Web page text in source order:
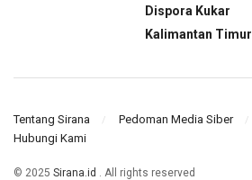
Dispora Kukar
Kalimantan Timur
Tentang Sirana Pedoman Media Siber
Hubungi Kami
© 2025 Sirana.id . All rights reserved